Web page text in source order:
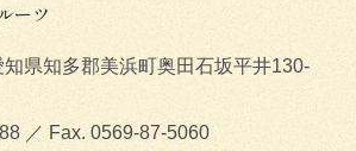
ーツ
県知多郡美浜町奥田石坂平井130-
／ Fax. 0569-87-5060